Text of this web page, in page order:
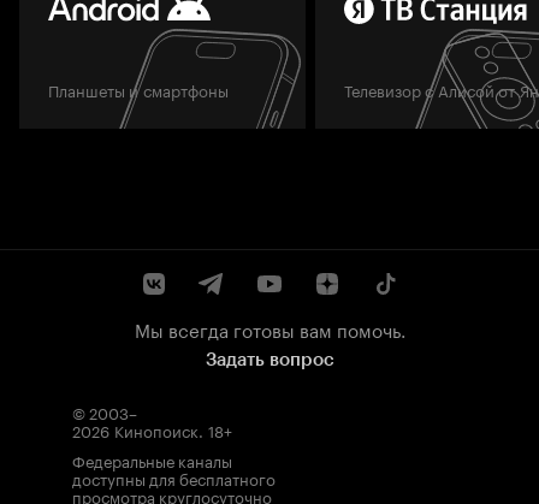
Планшеты и смартфоны Телевизор с Алисой от
Мы всегда готовы вам помочь.
Задать вопрос
© 2003–
2026 Кинопоиск. 18+
Федеральные каналы
доступны для бесплатного
просмотра круглосуточно